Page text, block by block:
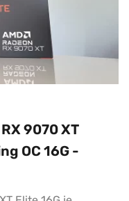
9070 XT
OC 16G -